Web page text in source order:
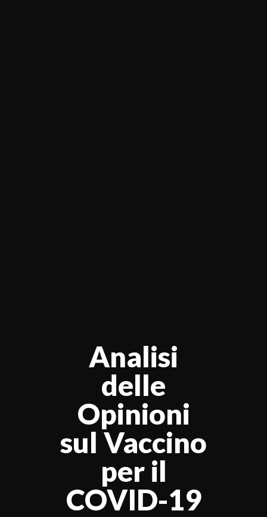
Analisi
delle
Opinioni
sul Vaccino
per il
COVID-19